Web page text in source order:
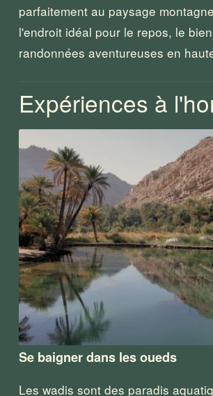
parfaitement au paysage
l'endroit idéal pour le repos, le
randonnées aventureuses en
Expériences à
Se baigner dans les oueds
Les wadis sont des paradis